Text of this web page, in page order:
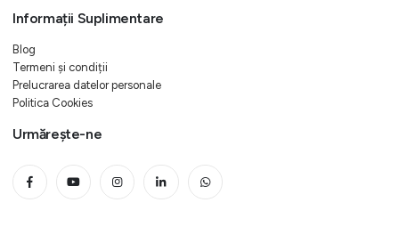
Informații Suplimentare
Blog
Termeni și condiții
Prelucrarea datelor personale
Politica Cookies
Urmărește-ne